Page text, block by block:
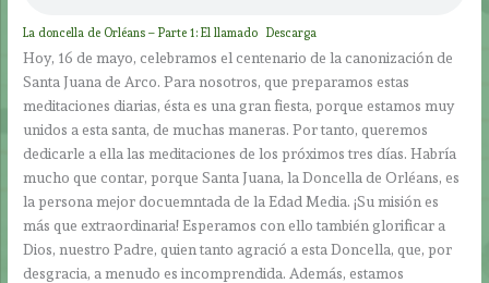
La doncella de Orléans – Parte 1: El llamado Descarga
Hoy, 16 de mayo, celebramos el centenario de la canonización de
Santa Juana de Arco. Para nosotros, que preparamos estas
meditaciones diarias, ésta es una gran fiesta, porque estamos muy
unidos a esta santa, de muchas maneras. Por tanto, queremos
dedicarle a ella las meditaciones de los próximos tres días. Habría
mucho que contar, porque Santa Juana, la Doncella de Orléans, es
la persona mejor docuemntada de la Edad Media. ¡Su misión es
más que extraordinaria! Esperamos con ello también glorificar a
Dios, nuestro Padre, quien tanto agració a esta Doncella, que, por
desgracia, a menudo es incomprendida. Además, estamos